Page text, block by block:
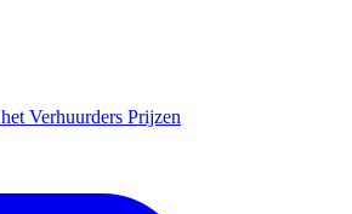
Verhuurders Prijzen